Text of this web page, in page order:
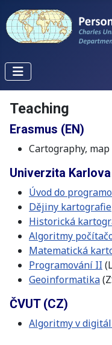
Teaching
Erasmus (EN)
Cartography,
Univerzita
Úvod do
Dějiny kartografie
Historická
Algoritmy
Matematická
Programování II
Geoinformatika
ČVUT (CZ)
Algoritmy v